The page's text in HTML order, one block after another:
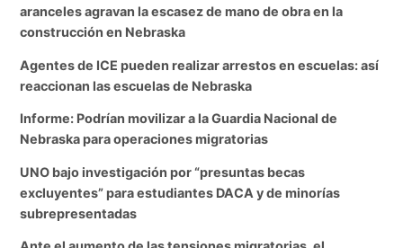
aranceles agravan la escasez de mano de obra en la
construcción en Nebraska
Agentes de ICE pueden realizar arrestos en escuelas: así
reaccionan las escuelas de Nebraska
Informe: Podrían movilizar a la Guardia Nacional de
Nebraska para operaciones migratorias
UNO bajo investigación por “presuntas becas
excluyentes” para estudiantes DACA y de minorías
subrepresentadas